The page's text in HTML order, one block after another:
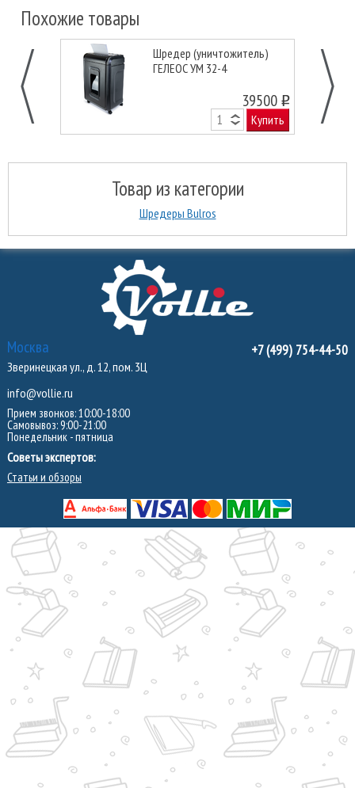
Похожие товары
Шредер (уничтожитель)
ГЕЛЕОС УМ 32-4
39500 o
Купить
Товар из категории
Шредеры Bulros
Москва
Зверинецкая ул., д. 12, пом. 3Ц
info@vollie.ru
Прием звонков: 10:00-18:00
Самовывоз: 9:00-21:00
Понедельник - пятница
Советы экспертов:
Статьи и обзоры
+7 (499) 754-44-50